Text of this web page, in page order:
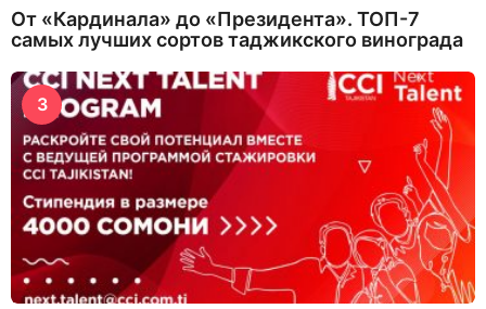
От «Кардинала» до «Президента». ТОП-7
самых лучших сортов таджикского винограда
3